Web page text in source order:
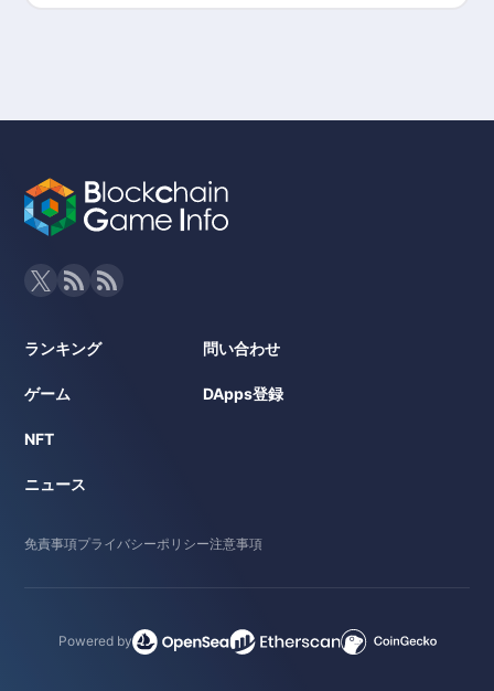
ランキング
ゲーム
NFT
ニュース
問い合わせ
DApps登録
免責事項プライバシーポリシー注意事項
Powered by